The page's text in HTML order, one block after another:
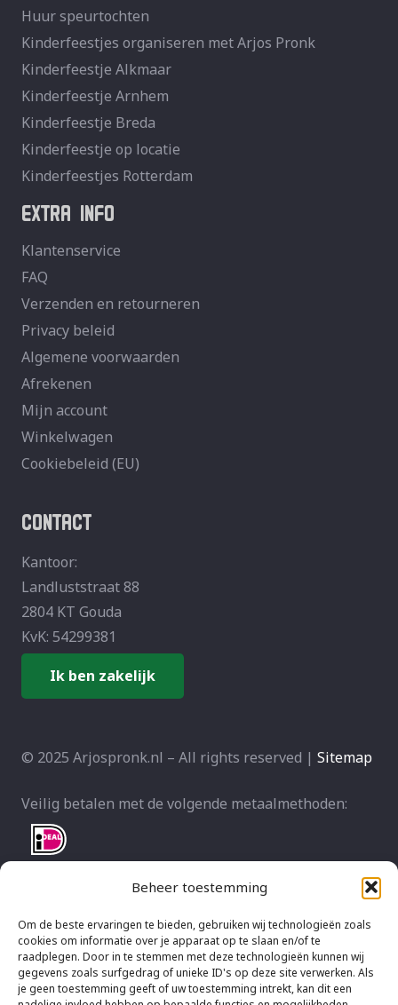
Beheer toestemming
Om de beste ervaringen te bieden, gebruiken wij technologieën zoals
cookies om informatie over je apparaat op te slaan en/of te
raadplegen. Door in te stemmen met deze technologieën kunnen wij
gegevens zoals surfgedrag of unieke ID's op deze site verwerken. Als
je geen toestemming geeft of uw toestemming intrekt, kan dit een
Huur speurtochten
Kinderfeestjes organiseren met Arjos Pronk
Kinderfeestje Alkmaar
Kinderfeestje Arnhem
Kinderfeestje Breda
Kinderfeestje op locatie
Kinderfeestjes Rotterdam
EXTRA INFO
Klantenservice
FAQ
Verzenden en retourneren
Privacy beleid
Algemene voorwaarden
Afrekenen
Mijn account
Winkelwagen
Cookiebeleid (EU)
CONTACT
Kantoor:
Landluststraat 88
2804 KT Gouda
KvK: 54299381
Ik ben zakelijk
© 2025 Arjospronk.nl – All rights reserved | Sitemap
Veilig betalen met de volgende metaalmethoden: